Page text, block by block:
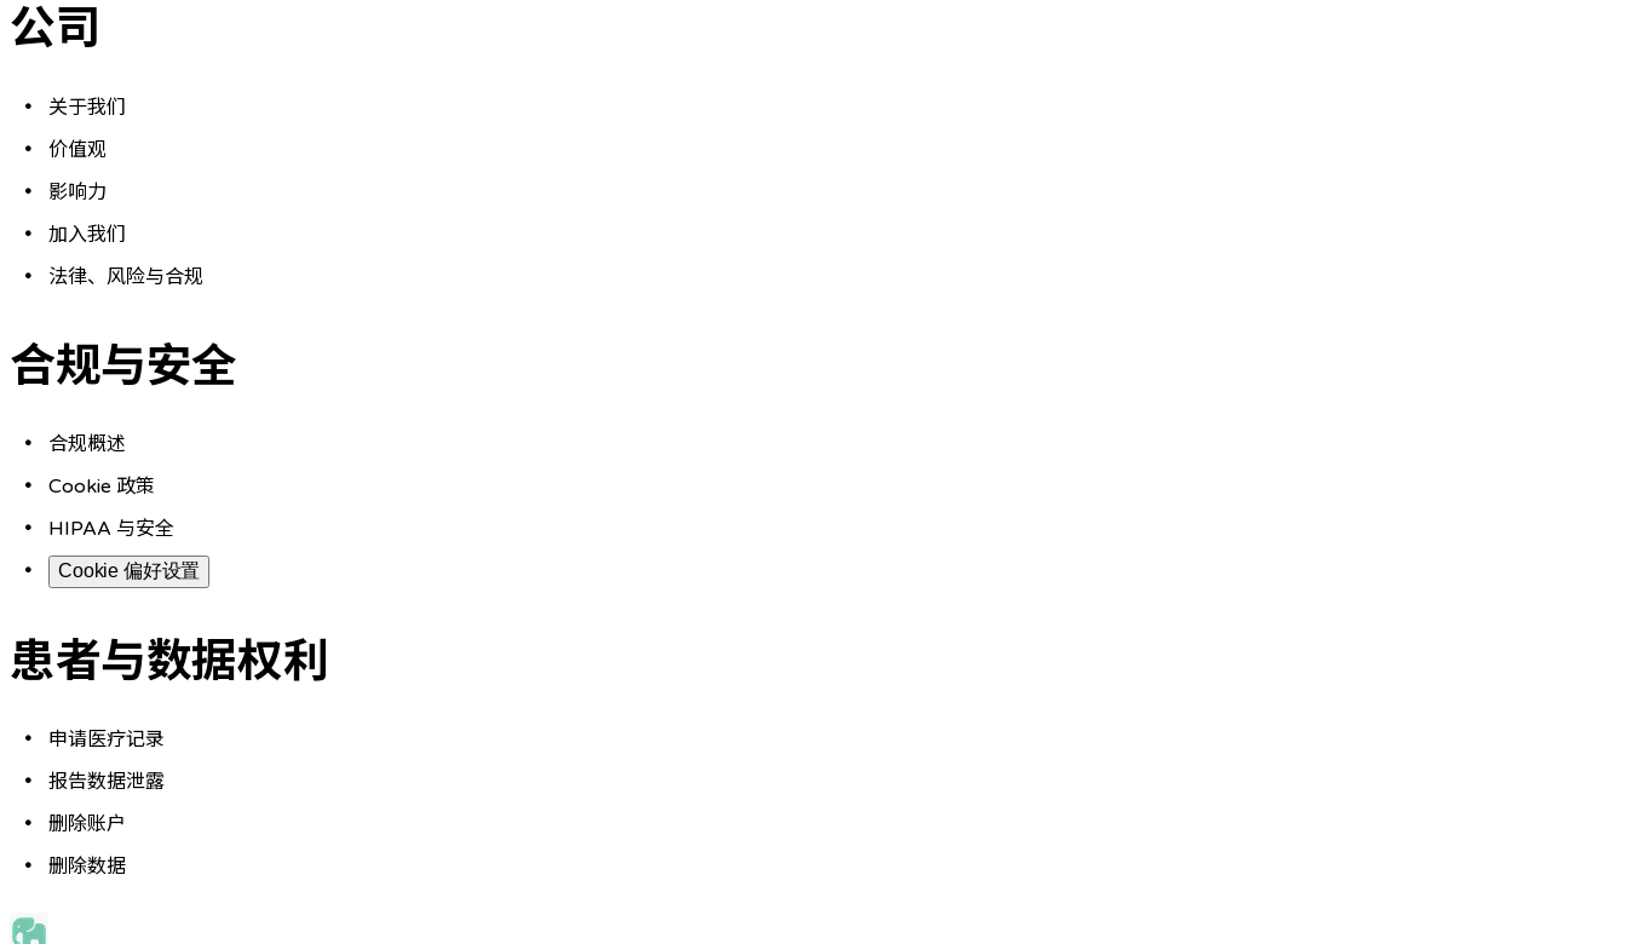
公司
关于我们
价值观
影响力
加入我们
法律、风险与合规
合规与安全
合规概述
Cookie 政策
HIPAA 与安全
Cookie 偏好设置
患者与数据权利
申请医疗记录
报告数据泄露
删除账户
删除数据